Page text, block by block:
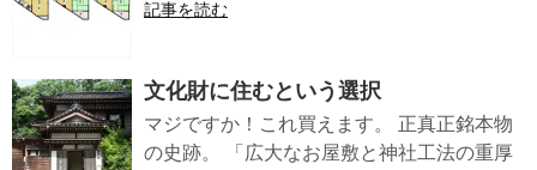
記事を読む
文化財に住むという選択
マジですか！これ買えます。 正真正銘本物
の史跡。 「広大なお屋敷と神社工法の重厚